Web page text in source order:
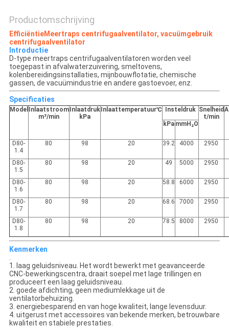
Productomschrijving
EfficiëntieMeertraps centrifugaalventilator, vacuümgebruik
centrifugaalventilator
Introductie
D-type meertraps centrifugaalventilatoren worden veel
toegepast in afvalwaterzuivering, smeltovens,
kolenbereidingsinstallaties, mijnbouwflotatie, chemische
gassen, de vacuümindustrie en andere gastoevoer, enz.
Specificaties
Model
Inlaatstroom
m³/min
Inlaatdruk
kPa
Inlaattemperatuur℃ Insteldruk Snelheid
t/min
kPa mmH₂O
D80-
1.4
80 98 20 39.2 4000 2950
D80-
1.5
80 98 20 49 5000 2950
D80-
1.6
80 98 20 58.8 6000 2950
D80-
1.7
80 98 20 68.6 7000 2950
D80-
1.8
80 98 20 78.5 8000 2950
Kenmerken
.
1. laag geluidsniveau. Het wordt bewerkt met geavanceerde
CNC-bewerkingscentra, draait soepel met lage trillingen en
produceert een laag geluidsniveau.
2. goede afdichting, geen mediumlekkage uit de
ventilatorbehuizing.
3. energiebesparend en van hoge kwaliteit, lange levensduur.
4. uitgerust met accessoires van bekende merken, betrouwbare
kwaliteit en stabiele prestaties.